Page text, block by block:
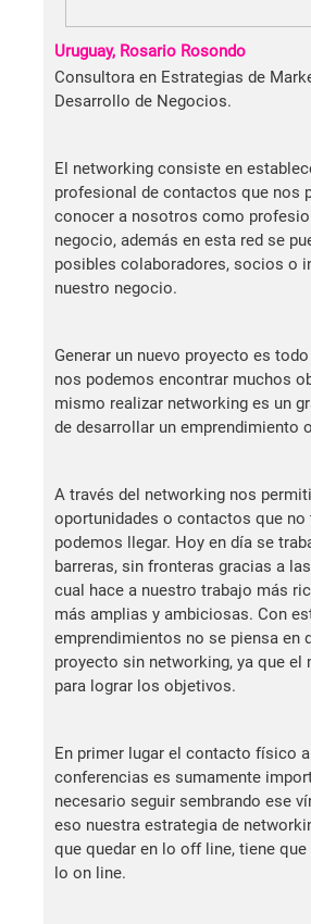
Uruguay, Rosario Rosondo
Consultora en Estrategias de
Desarrollo de Negocios.
El networking consiste en
profesional de contactos que nos
conocer a nosotros como
negocio, además en esta red se
posibles colaboradores, socios o
nuestro negocio.
Generar un nuevo proyecto es
nos podemos encontrar muchos
mismo realizar networking es un
de desarrollar un emprendimiento
A través del networking nos
oportunidades o contactos que no
podemos llegar. Hoy en día se
barreras, sin fronteras gracias a
cual hace a nuestro trabajo más
más amplias y ambiciosas. Con
emprendimientos no se piensa en
proyecto sin networking, ya que el
para lograr los objetivos.
En primer lugar el contacto físico
conferencias es sumamente
necesario seguir sembrando ese
eso nuestra estrategia de
que quedar en lo off line, tiene
lo on line.